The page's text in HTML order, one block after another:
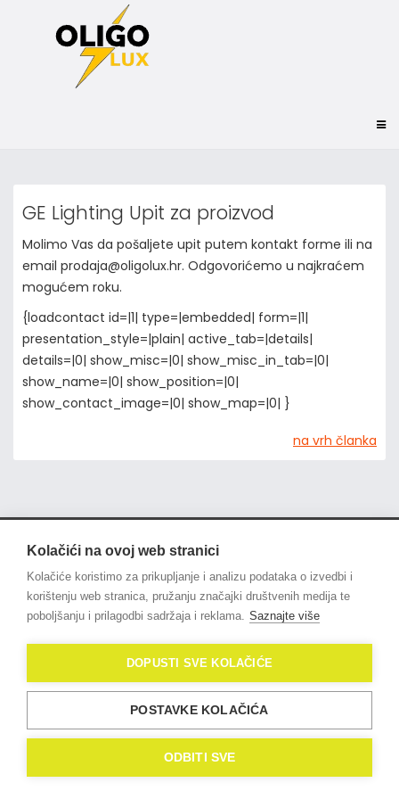
GE Lighting Upit za proizvod
Molimo Vas da pošaljete upit putem kontakt forme ili na
email prodaja@oligolux.hr. Odgovorićemo u najkraćem
mogućem roku.
{loadcontact id=|1| type=|embedded| form=|1|
presentation_style=|plain| active_tab=|details|
details=|0| show_misc=|0| show_misc_in_tab=|0|
show_name=|0| show_position=|0|
show_contact_image=|0| show_map=|0| }
na vrh članka
© 2021
Reserved.Izrada web stranica
Domidona IT
Kolačići (eng. Cookies)
Kolačići na ovoj web stranici
Kolačiće koristimo za prikupljanje i analizu podataka o izvedbi i
korištenju web stranica, pružanju značajki društvenih medija te
poboljšanju i prilagodbi sadržaja i reklama. Saznajte više
DOPUSTI SVE KOLAČIĆE
POSTAVKE KOLAČIĆA
ODBITI SVE